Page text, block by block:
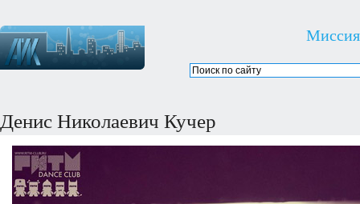
Миссия
Денис Николаевич Кучер